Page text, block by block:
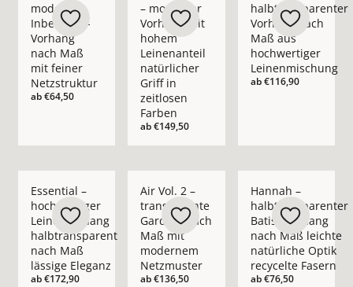
moderner
Inbetween-
Vorhang
nach Maß
mit feiner
Netzstruktur
ab€64,50
– moderner
Vorhang mit
hohem
Leinenanteil
natürlicher
Griff in
zeitlosen
Farben
ab€149,50
halbtransparenter
Vorhang nach
Maß aus
hochwertiger
Leinenmischung
ab€116,90
Essential –
hochwertiger
Leinenvorhang
halbtransparent
nach Maß
lässige Eleganz
ab€172,90
Air Vol. 2 –
transparente
Gardine nach
Maß mit
modernem
Netzmuster
ab€136,50
Hannah –
halbtransparenter
Batist-Vorhang
nach Maß leichte
natürliche Optik
recycelte Fasern
ab€76,50